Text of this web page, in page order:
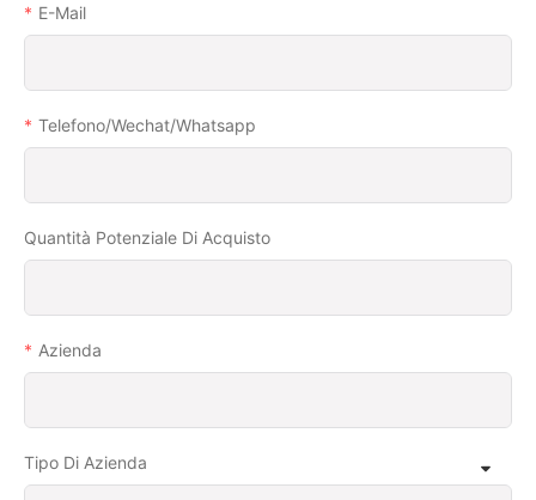
E-Mail
Telefono/wechat/whatsapp
Quantità Potenziale Di Acquisto
Azienda
Tipo Di Azienda